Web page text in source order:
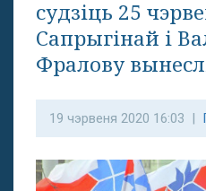
судзіць 25
Сапрыгінай і
Фралову
19 чэрвеня 2020 16:03 |